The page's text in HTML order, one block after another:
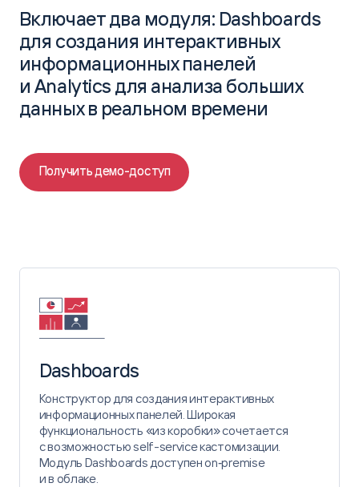
Включает два модуля: Dashboards
для создания интерактивных
информационных панелей
и Analytics для анализа больших
данных в реальном времени
Получить демо-доступ
Dashboards
Конструктор для создания интерактивных
информационных панелей. Широкая
функциональность «из коробки» сочетается
с возможностью self-service кастомизации.
Модуль Dashboards доступен on‑premise
и в облаке.